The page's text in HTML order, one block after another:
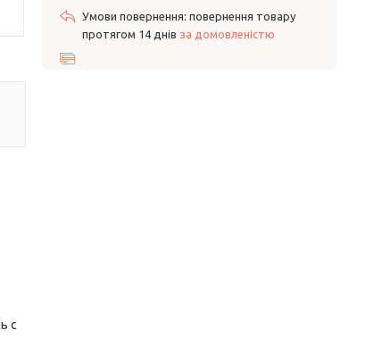
с
повернення товару
протягом 14 днів за домовленістю